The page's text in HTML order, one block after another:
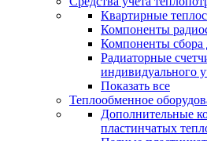
Квартирные
Компоненты
Компоненты сбора
Радиаторные
индивидуального
Показать все
Теплообменное
Дополнительные
пластинчатых